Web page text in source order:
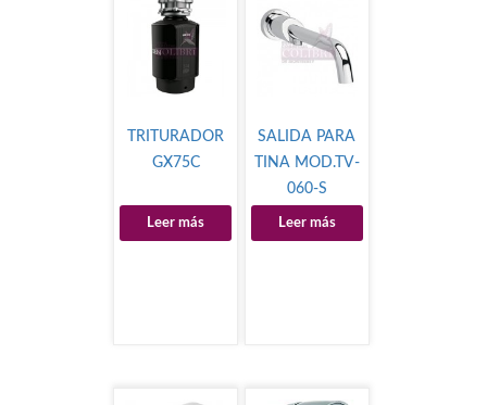
TRITURADOR
GX75C
Leer más
SALIDA PARA
TINA MOD.TV-
060-S
Leer más